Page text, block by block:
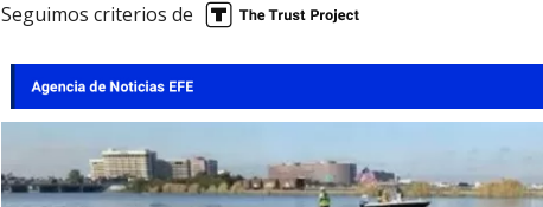
Seguimos criterios de